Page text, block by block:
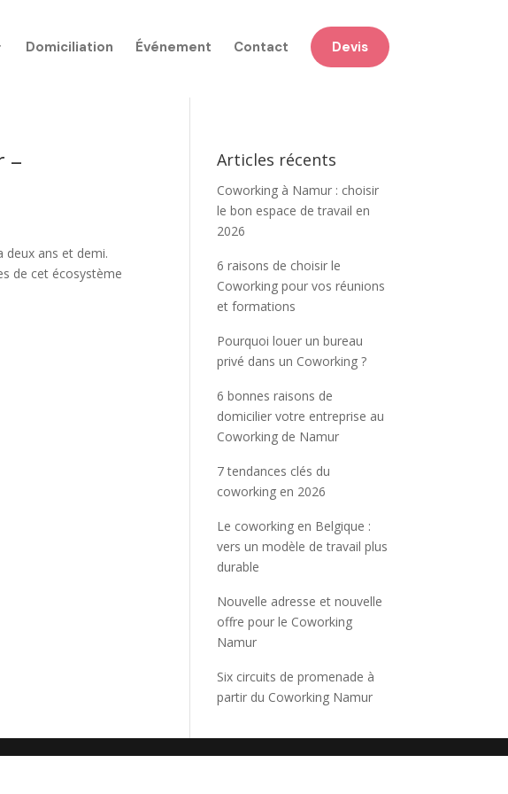
Domiciliation Événement Contact Devis
–
deux ans et demi.
de cet écosystème
Articles récents
Coworking à Namur : choisir
le bon espace de travail en
2026
6 raisons de choisir le
Coworking pour vos réunions
et formations
Pourquoi louer un bureau
privé dans un Coworking ?
6 bonnes raisons de
domicilier votre entreprise au
Coworking de Namur
7 tendances clés du
coworking en 2026
Le coworking en Belgique :
vers un modèle de travail plus
durable
Nouvelle adresse et nouvelle
offre pour le Coworking
Namur
Six circuits de promenade à
partir du Coworking Namur